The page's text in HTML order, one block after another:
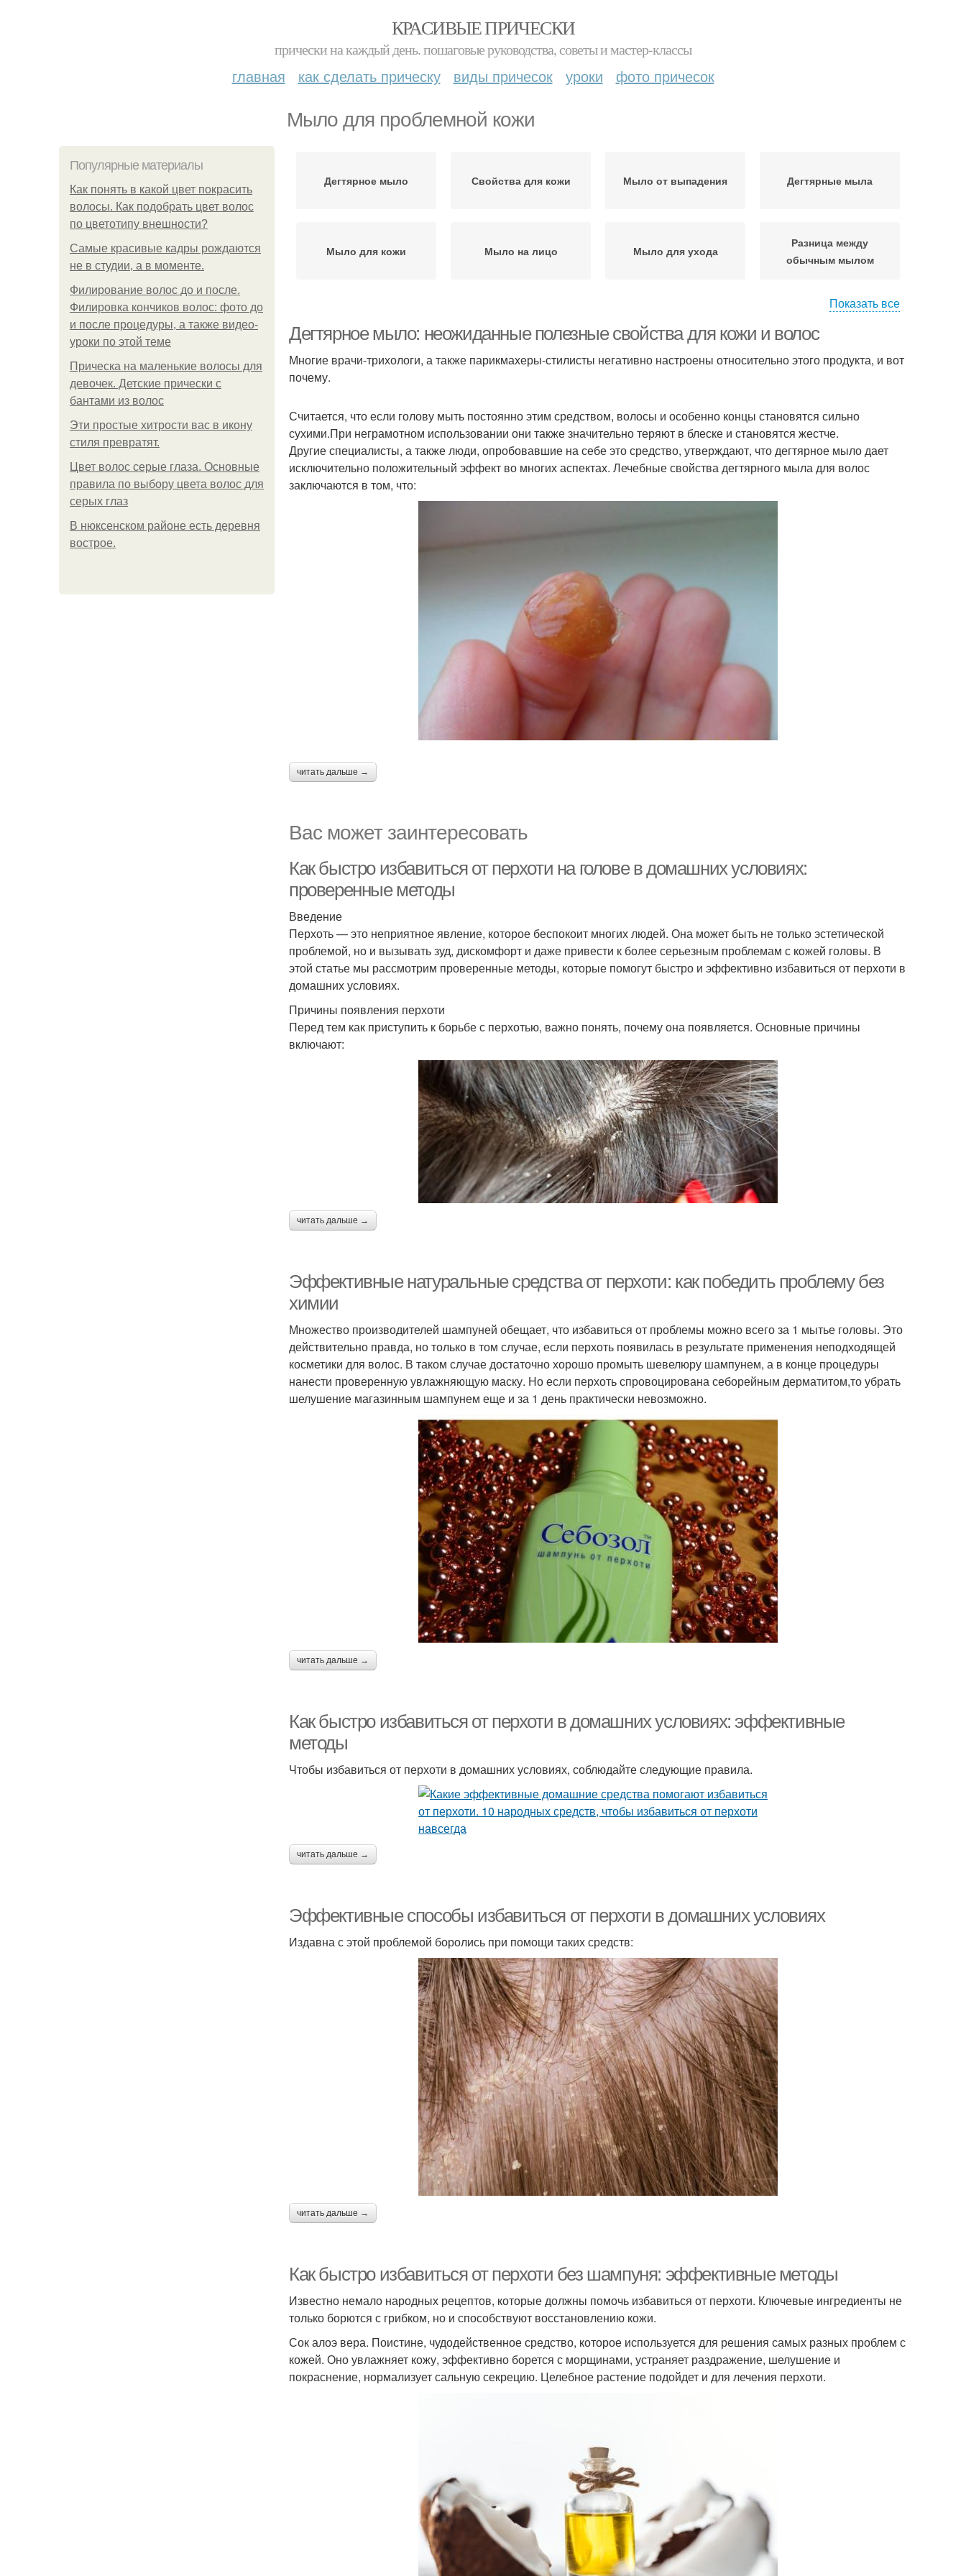
КРАСИВЫЕ ПРИЧЕСКИ
прически на каждый день. пошаговые руководства, советы и мастер-классы
главная как сделать прическу виды причесок уроки фото причесок
Мыло для проблемной кожи
Популярные материалы
Как понять в какой цвет покрасить
волосы. Как подобрать цвет волос
по цветотипу внешности?
Самые красивые кадры рождаются
не в студии, а в моменте.
Филирование волос до и после.
Филировка кончиков волос: фото до
и после процедуры, а также видео-
уроки по этой теме
Прическа на маленькие волосы для
девочек. Детские прически с
бантами из волос
Эти простые хитрости вас в икону
стиля превратят.
Цвет волос серые глаза. Основные
правила по выбору цвета волос для
серых глаз
В нюксенском районе есть деревня
вострое.
Дегтярное мыло Свойства для кожи Мыло от выпадения Дегтярные мыла
Мыло для кожи Мыло на лицо Мыло для ухода
Разница между
обычным мылом
Показать все
Дегтярное мыло: неожиданные полезные свойства для кожи и волос
Многие врачи-трихологи, а также парикмахеры-стилисты негативно настроены относительно этого продукта, и вот
почему.
Считается, что если голову мыть постоянно этим средством, волосы и особенно концы становятся сильно
сухими.При неграмотном использовании они также значительно теряют в блеске и становятся жестче.
Другие специалисты, а также люди, опробовавшие на себе это средство, утверждают, что дегтярное мыло дает
исключительно положительный эффект во многих аспектах. Лечебные свойства дегтярного мыла для волос
заключаются в том, что:
читать дальше →
Вас может заинтересовать
Как быстро избавиться от перхоти на голове в домашних условиях:
проверенные методы
Введение
Перхоть — это неприятное явление, которое беспокоит многих людей. Она может быть не только эстетической
проблемой, но и вызывать зуд, дискомфорт и даже привести к более серьезным проблемам с кожей головы. В
этой статье мы рассмотрим проверенные методы, которые помогут быстро и эффективно избавиться от перхоти в
домашних условиях.
Причины появления перхоти
Перед тем как приступить к борьбе с перхотью, важно понять, почему она появляется. Основные причины
включают:
читать дальше →
Эффективные натуральные средства от перхоти: как победить проблему без
химии
Множество производителей шампуней обещает, что избавиться от проблемы можно всего за 1 мытье головы. Это
действительно правда, но только в том случае, если перхоть появилась в результате применения неподходящей
косметики для волос. В таком случае достаточно хорошо промыть шевелюру шампунем, а в конце процедуры
нанести проверенную увлажняющую маску. Но если перхоть спровоцирована себорейным дерматитом,то убрать
шелушение магазинным шампунем еще и за 1 день практически невозможно.
читать дальше →
Как быстро избавиться от перхоти в домашних условиях: эффективные
методы
Чтобы избавиться от перхоти в домашних условиях, соблюдайте следующие правила.
читать дальше →
Эффективные способы избавиться от перхоти в домашних условиях
Издавна с этой проблемой боролись при помощи таких средств:
читать дальше →
Как быстро избавиться от перхоти без шампуня: эффективные методы
Известно немало народных рецептов, которые должны помочь избавиться от перхоти. Ключевые ингредиенты не
только борются с грибком, но и способствуют восстановлению кожи.
Сок алоэ вера. Поистине, чудодейственное средство, которое используется для решения самых разных проблем с
кожей. Оно увлажняет кожу, эффективно борется с морщинами, устраняет раздражение, шелушение и
покраснение, нормализует сальную секрецию. Целебное растение подойдет и для лечения перхоти.